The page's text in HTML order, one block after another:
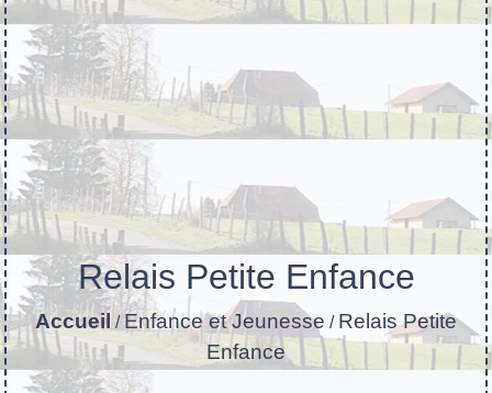
Relais Petite Enfance
Accueil /Enfance et Jeunesse / Relais Petite
Enfance